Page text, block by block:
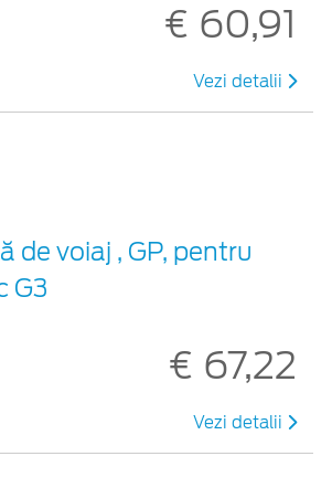
€ 60,91
Vezi detalii
de voiaj , GP, pentru
G3
€ 67,22
Vezi detalii